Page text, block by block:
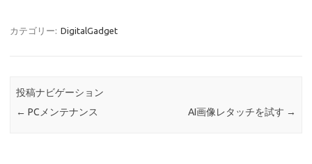
カテゴリー: DigitalGadget
投稿ナビゲーション
← PCメンテナンス AI画像レタッチを試す →